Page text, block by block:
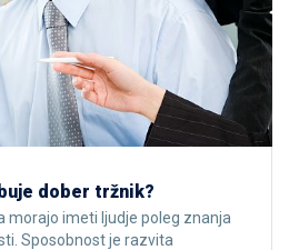
dober tržnik?
morajo imeti ljudje poleg znanja
Sposobnost je razvita